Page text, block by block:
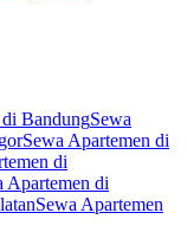
BandungSewa
Sewa Apartemen di
di
Apartemen di
Sewa Apartemen